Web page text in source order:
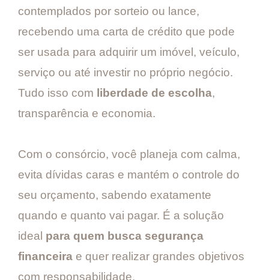
contemplados por sorteio ou lance,
recebendo uma carta de crédito que pode
ser usada para adquirir um imóvel, veículo,
serviço ou até investir no próprio negócio.
Tudo isso com liberdade de escolha,
transparência e economia.
Com o consórcio, você planeja com calma,
evita dívidas caras e mantém o controle do
seu orçamento, sabendo exatamente
quando e quanto vai pagar. É a solução
ideal para quem busca segurança
financeira e quer realizar grandes objetivos
com responsabilidade.